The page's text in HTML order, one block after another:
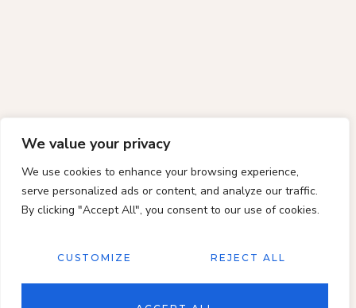
We value your privacy
We use cookies to enhance your browsing experience,
serve personalized ads or content, and analyze our traffic.
By clicking "Accept All", you consent to our use of cookies.
CUSTOMIZE REJECT ALL